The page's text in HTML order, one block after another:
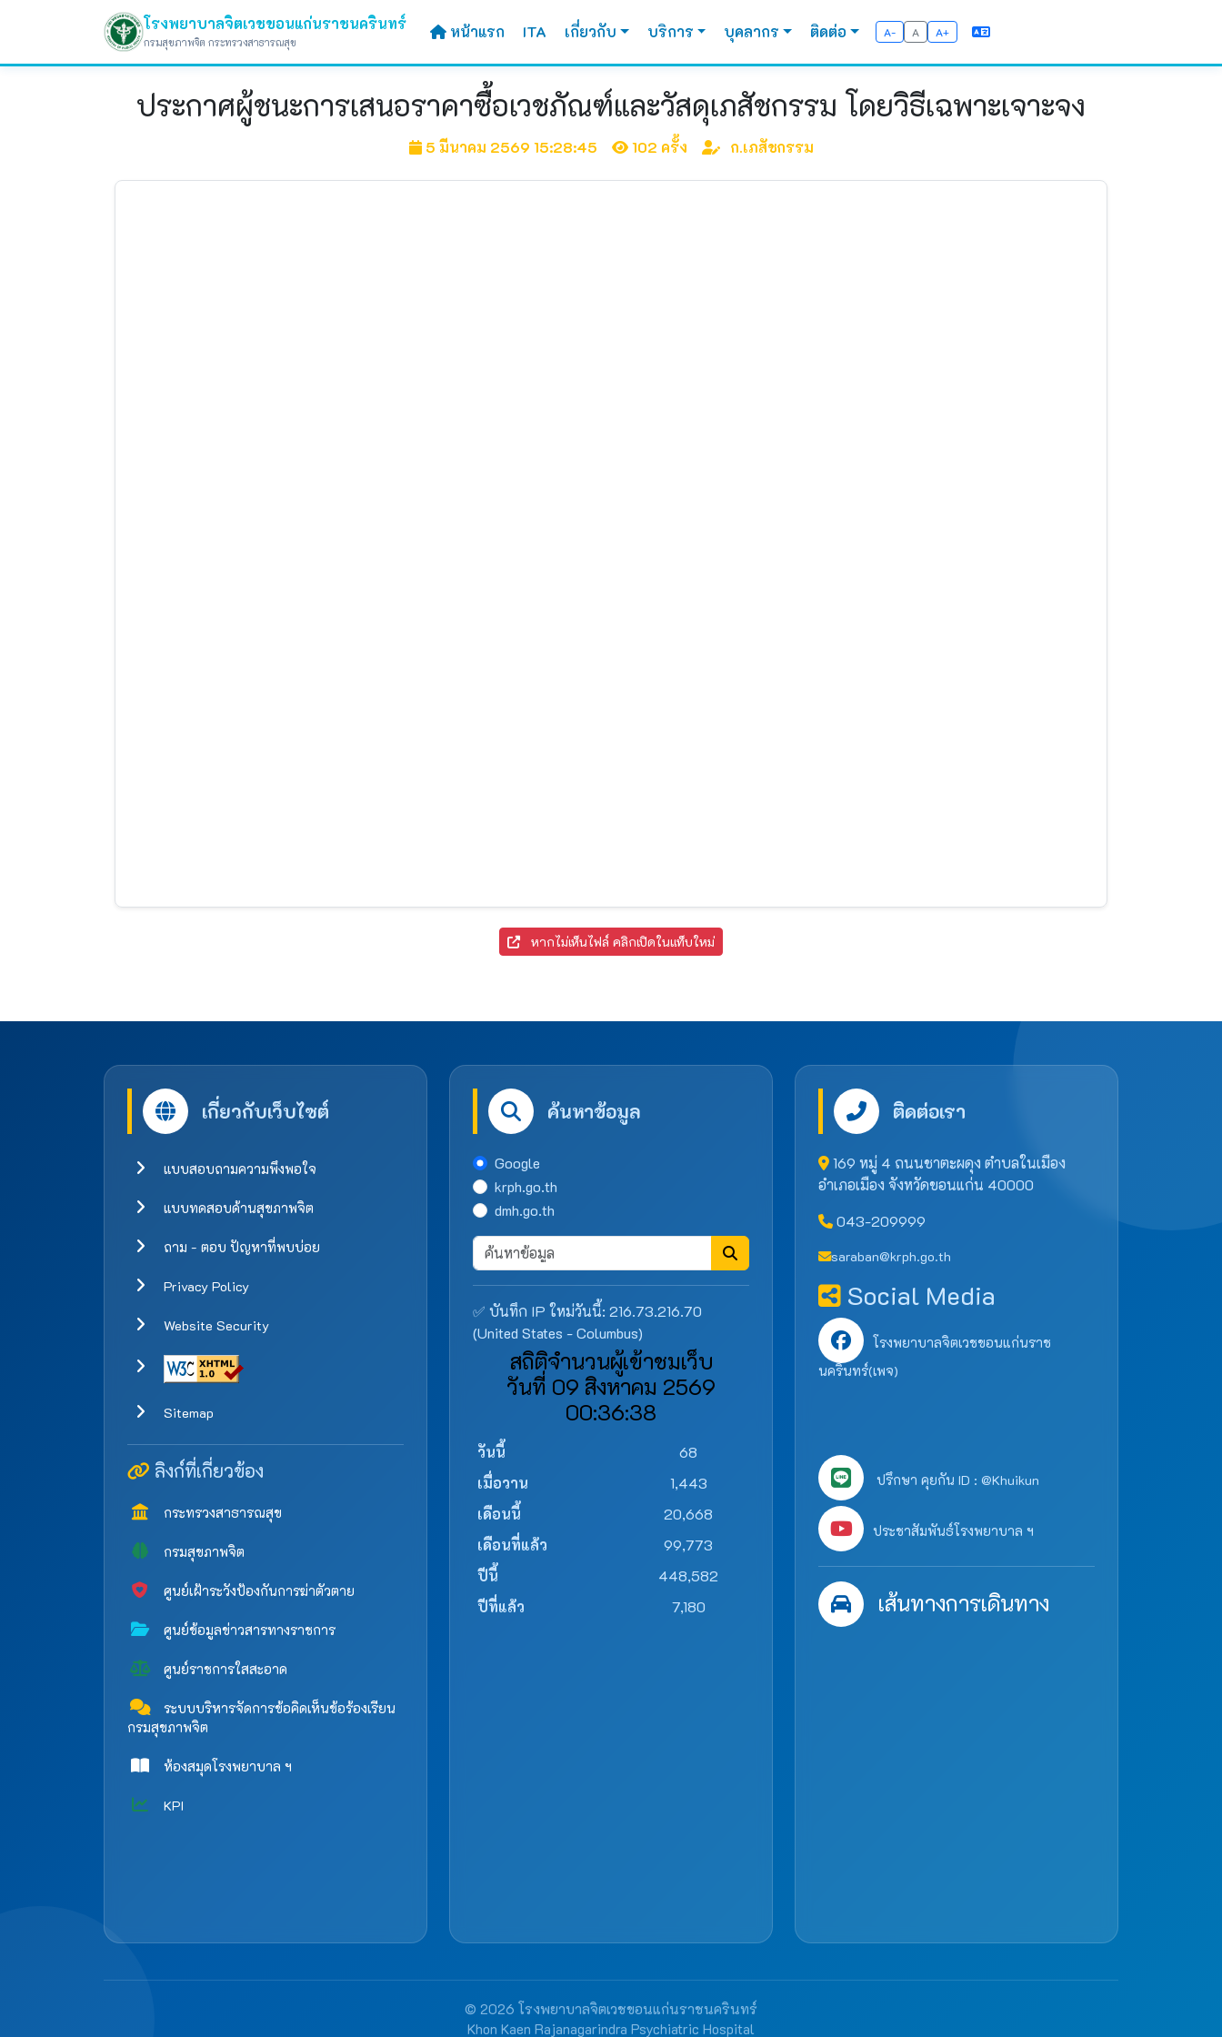
โรงพยาบาลจิตเวชขอนแก่นราชนครินทร์
กรมสุขภาพจิต กระทรวงสาธารณสุข
หน้าแรก ITA เกี่ยวกับ บริการ บุคลากร ติดต่อ A- A A+
ประกาศผู้ชนะการเสนอราคาซื้อเวชภัณฑ์และวัสดุเภสัชกรรม โดยวิธีเฉพาะเจาะจง
5 มีนาคม 2569 15:28:45 102 ครั้ง ก.เภสัชกรรม
หากไม่เห็นไฟล์ คลิกเปิดในแท็บใหม่
เกี่ยวกับเว็บไซต์
แบบสอบถามความพึงพอใจ
แบบทดสอบด้านสุขภาพจิต
ถาม - ตอบ ปัญหาที่พบบ่อย
Privacy Policy
Website Security
Sitemap
ลิงก์ที่เกี่ยวข้อง
กระทรวงสาธารณสุข
กรมสุขภาพจิต
ศูนย์เฝ้าระวังป้องกันการฆ่าตัวตาย
ศูนย์ข้อมูลข่าวสารทางราชการ
ศูนย์ราชการใสสะอาด
ระบบบริหารจัดการข้อคิดเห็นข้อร้องเรียน
กรมสุขภาพจิต
ห้องสมุดโรงพยาบาล ฯ
KPI
ค้นหาข้อมูล
Google
krph.go.th
dmh.go.th
✅ บันทึก IP ใหม่วันนี้: 216.73.216.70
(United States - Columbus)
สถิติจำนวนผู้เข้าชมเว็บ
วันที่ 09 สิงหาคม 2569
00:36:38
วันนี้
68
เมื่อวาน
1,443
เดือนนี้
20,668
เดือนที่แล้ว
99,773
ปีนี้
448,582
ปีที่แล้ว
7,180
ติดต่อเรา
169 หมู่ 4 ถนนชาตะผดุง ตำบลในเมือง
อำเภอเมือง จังหวัดขอนแก่น 40000
043-209999
saraban@krph.go.th
Social Media
โรงพยาบาลจิตเวชขอนแก่นราช
นครินทร์(เพจ)
ปรึกษา คุยกัน ID : @Khuikun
ประชาสัมพันธ์โรงพยาบาล ฯ
เส้นทางการเดินทาง
© 2026 โรงพยาบาลจิตเวชขอนแก่นราชนครินทร์
Khon Kaen Rajanagarindra Psychiatric Hospital